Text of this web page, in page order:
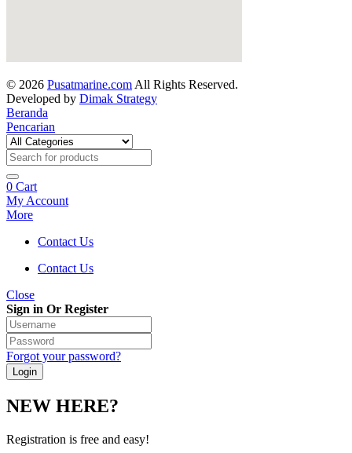
© 2026 Pusatmarine.com All Rights Reserved.
Developed by Dimak Strategy
Beranda
Pencarian
0 Cart
My Account
More
Contact Us
Contact Us
Close
Sign in Or Register
Forgot your password?
NEW HERE?
Registration is free and easy!